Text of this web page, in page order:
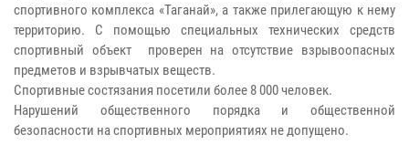
спортивного комплекса «Таганай», а также прилегающую к нему
территорию. С помощью специальных технических средств
спортивный объект проверен на отсутствие взрывоопасных
предметов и взрывчатых веществ.
Спортивные состязания посетили более 8 000 человек.
Нарушений общественного порядка и общественной
безопасности на спортивных мероприятиях не допущено.